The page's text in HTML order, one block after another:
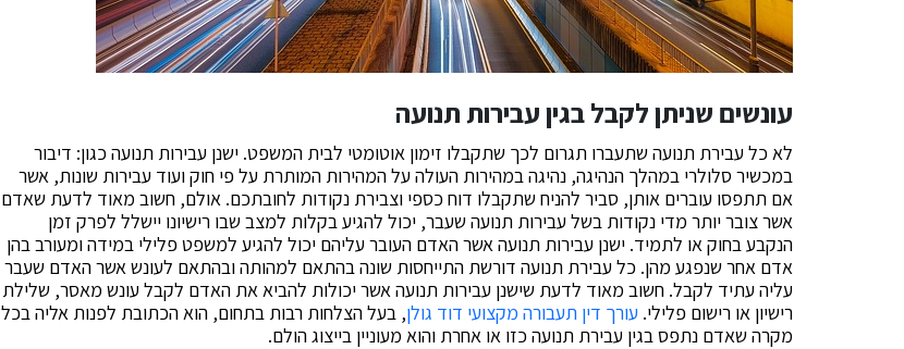
עונשים שניתן לקבל בגין עבירות תנועה
לא כל עבירת תנועה שתעברו תגרום לכך שתקבלו זימון אוטומטי לבית המשפט. ישנן עבירות תנועה כגון: דיבור
במכשיר סלולרי במהלך הנהיגה, נהיגה במהירות העולה על המהירות המותרת על פי חוק ועוד עבירות שונות, אשר
אם תתפסו עוברים אותן, סביר להניח שתקבלו דוח כספי וצבירת נקודות לחובתכם. אולם, חשוב מאוד לדעת שאדם
אשר צובר יותר מדי נקודות בשל עבירות תנועה שעבר, יכול להגיע בקלות למצב שבו רישיונו יישלל לפרק זמן
הנקבע בחוק או לתמיד. ישנן עבירות תנועה אשר האדם העובר עליהם יכול להגיע למשפט פלילי במידה ומעורב בהן
אדם אחר שנפגע מהן. כל עבירת תנועה דורשת התייחסות שונה בהתאם למהותה ובהתאם לעונש אשר האדם שעבר
עליה עתיד לקבל. חשוב מאוד לדעת שישנן עבירות תנועה אשר יכולות להביא את האדם לקבל עונש מאסר, שלילת
רישיון או רישום פלילי. עורך דין תעבורה מקצועי דוד גולן, בעל הצלחות רבות בתחום, הוא הכתובת לפנות אליה בכל
מקרה שאדם נתפס בגין עבירת תנועה כזו או אחרת והוא מעוניין בייצוג הולם.